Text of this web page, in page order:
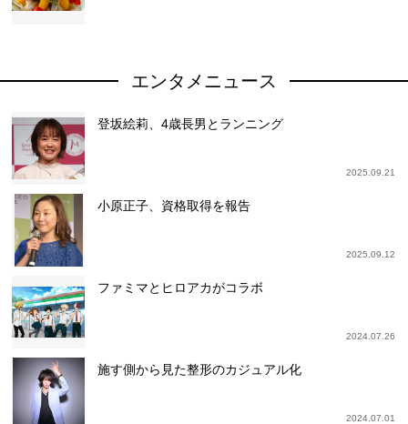
エンタメニュース
登坂絵莉、4歳長男とランニング
2025.09.21
小原正子、資格取得を報告
2025.09.12
ファミマとヒロアカがコラボ
2024.07.26
施す側から見た整形のカジュアル化
2024.07.01